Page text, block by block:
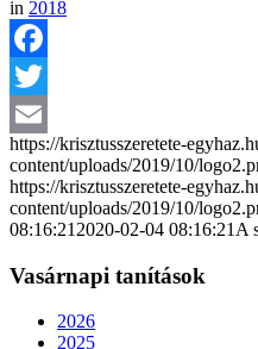
in 2018
Facebook
Twitter
Email
https://krisztusszeretete-
content/uploads/2019/10/
https://krisztusszeretete-
content/uploads/2019/10/
08:16:21 2020-02-04 08:16:21 A
Vasárnapi tanítások
2026
2025